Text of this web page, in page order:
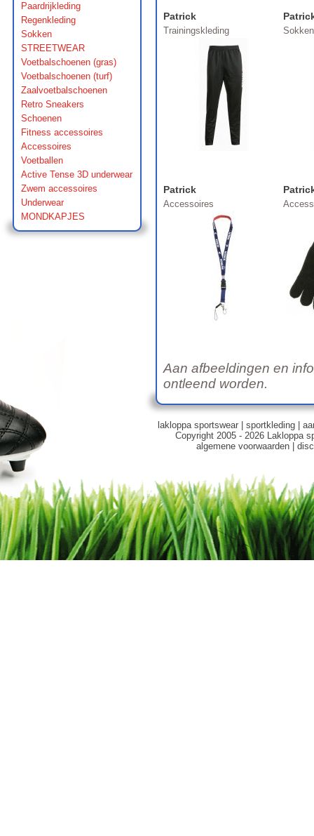
Paardrijkleding
Regenkleding
Sokken
STREETWEAR
Voetbalschoenen (gras)
Voetbalschoenen (turf)
Zaalvoetbalschoenen
Retro Sneakers
Schoenen
Fitness accessoires
Accessoires
Voetballen
Active Tense 3D underwear
Zwem accessoires
Underwear
MONDKAPJES
Patrick
Trainingskleding Sokken
Patrick
Accessoires
Aan afbeeldingen en
ontleend worden.
lakloppa sportswear| sportkleding|
Copyright 2005 - 2026 Lakloppa
algemene voorwaarden